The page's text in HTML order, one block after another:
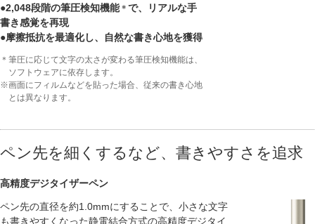
●2,048段階の筆圧検知機能＊ で、リアルな手
書き感覚を再現
●摩擦抵抗を最適化し、自然な書き心地を獲得
＊筆圧に応じて文字の太さが変わる筆圧検知機能は、
ソフトウェアに依存します。
※画面にフィルムなどを貼った場合、従来の書き心地
とは異なります。
ペン先を細くするなど、書きやすさを追求
高精度デジタイザーペン
ペン先の直径を約1.0mmにすることで、小さな文字
も書きやすくなった静電結合方式の高精度デジタイ